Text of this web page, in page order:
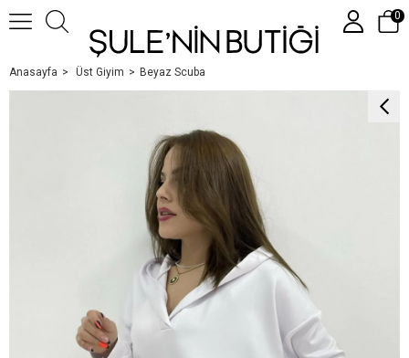
Üye Girişi
0
Anasayfa Üst Giyim Beyaz Scuba